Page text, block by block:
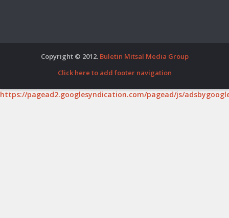
Copyright © 2012. Buletin Mitsal Media Group
Click here to add footer navigation
https://pagead2.googlesyndication.com/pagead/js/